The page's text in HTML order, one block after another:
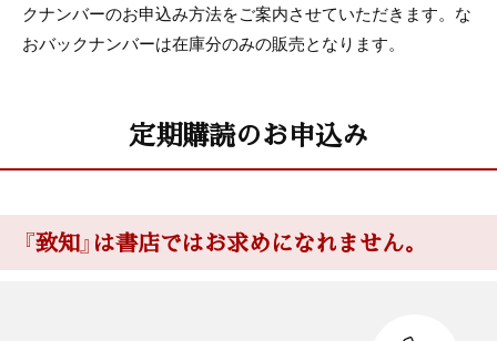
クナンバーのお申込み方法をご案内させていただきます。な
おバックナンバーは在庫分のみの販売となります。
定期購読のお申込み
『致知』は書店ではお求めになれません。